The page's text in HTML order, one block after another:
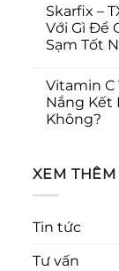
Skarfix –
Với Gì Để
Sạm Tốt
Vitamin C
Nắng Kết
Không?
XEM THÊM
Tin tức
Tư vấn